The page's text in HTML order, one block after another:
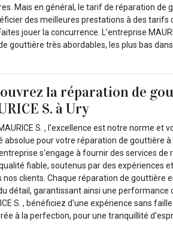
Mais en général, le tarif de réparation de
des meilleures prestations à des
jouer la concurrence. L’entreprise
gouttière très abordables, les plus bas
la réparation de
S. à Ury
S. , l'excellence est notre norme et
absolue pour votre réparation de gouttière à
s'engage à fournir des services de
fiable, soutenus par des expériences
nos clients. Chaque réparation de gouttière
détail, garantissant ainsi une performance
S. , bénéficiez d'une expérience sans
à la perfection, pour une tranquillité